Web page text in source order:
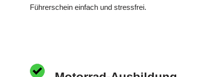
Führerschein einfach und stressfrei.